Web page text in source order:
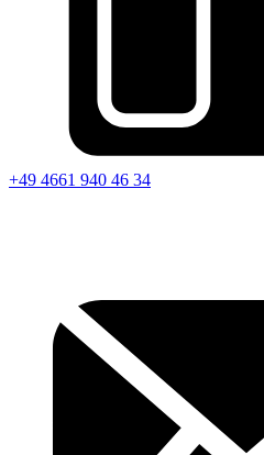
+49 4661 940 46 34